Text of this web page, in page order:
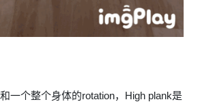
一个整个身体的rotation，High plank是